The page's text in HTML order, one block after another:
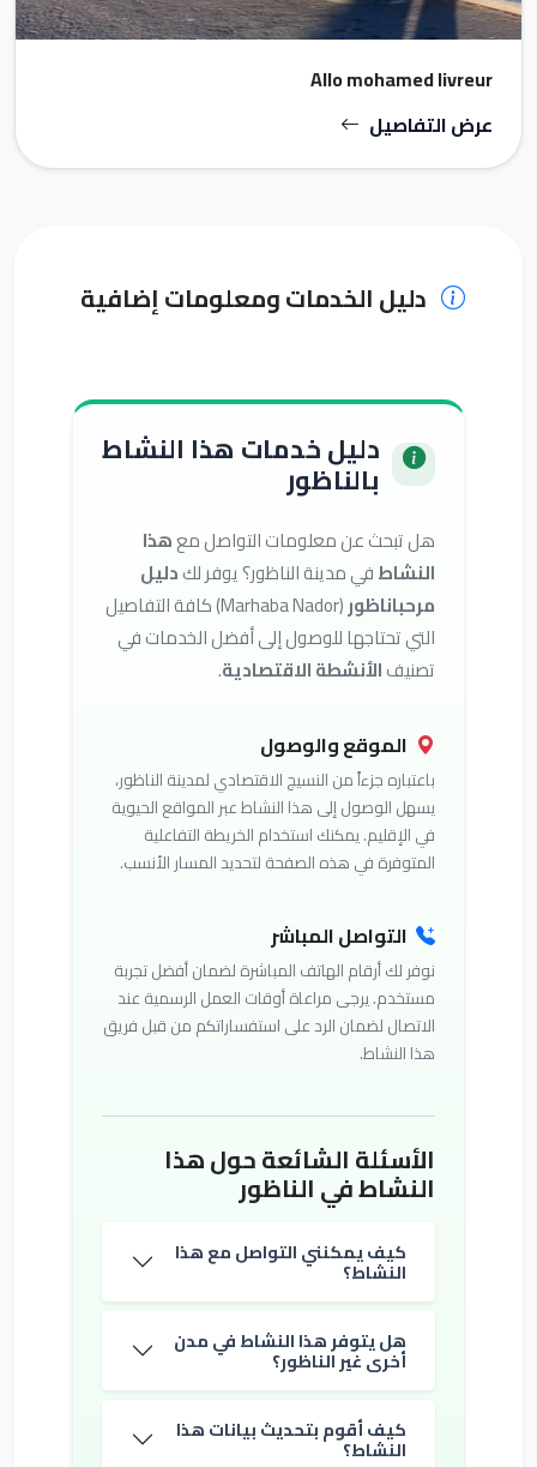
Allo mohamed livreur
عرض التفاصيل
دليل الخدمات ومعلومات إضافية
دليل خدمات هذا النشاط
بالناظور
هل تبحث عن معلومات التواصل معهذا
النشاطفي مدينة الناظور؟ يوفر لكدليل
مرحباناظور
(Marhaba Nador) كافة التفاصيل
التي تحتاجها للوصول إلى أفضل الخدمات في
تصنيفالأنشطة الاقتصادية.
الموقع والوصول
باعتباره جزءاً من النسيج الاقتصادي لمدينة الناظور،
يسهل الوصول إلى هذا النشاط عبر المواقع الحيوية
في الإقليم. يمكنك استخدام الخريطة التفاعلية
المتوفرة في هذه الصفحة لتحديد المسار الأنسب.
التواصل المباشر
نوفر لك أرقام الهاتف المباشرة لضمان أفضل تجربة
مستخدم. يرجى مراعاة أوقات العمل الرسمية عند
الاتصال لضمان الرد على استفساراتكم من قبل فريق
هذا النشاط.
الأسئلة الشائعة حول هذا
النشاط في الناظور
كيف يمكنني التواصل مع هذا
النشاط؟
هل يتوفر هذا النشاط في مدن
أخرى غير الناظور؟
كيف أقوم بتحديث بيانات هذا
النشاط؟